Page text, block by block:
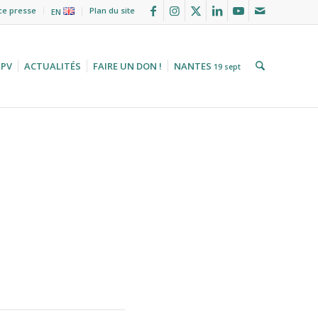
presse EN Plan du site
ACTUALITÉS FAIRE UN DON ! NANTES 19 sept